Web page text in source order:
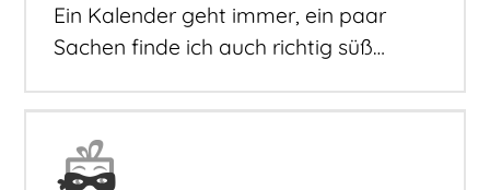
Ein Kalender geht immer, ein paar
Sachen finde ich auch richtig süß…